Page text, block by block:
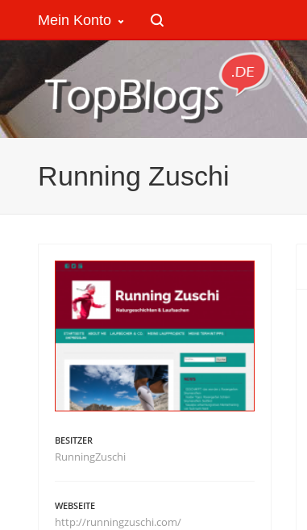
Mein Konto
Running Zuschi
BESITZER
RunningZuschi
WEBSEITE
http://runningzuschi.com/